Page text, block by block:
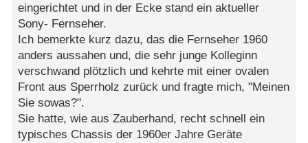
eingerichtet und in der Ecke stand ein aktueller
Sony- Fernseher.
Ich bemerkte kurz dazu, das die Fernseher 1960
anders aussahen und, die sehr junge Kolleginn
verschwand plötzlich und kehrte mit einer ovalen
Front aus Sperrholz zurück und fragte mich, "Meinen
Sie sowas?".
Sie hatte, wie aus Zauberhand, recht schnell ein
typisches Chassis der 1960er Jahre Geräte